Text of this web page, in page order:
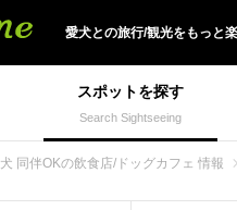
愛犬との旅行/観光をもっと
スポットを探す
Search Sightseeing
犬 同伴OKの飲食店/ドッグカフェ 情報